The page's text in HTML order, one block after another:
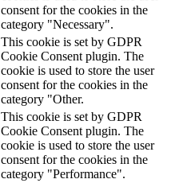
consent for the cookies in the
category "Necessary".
This cookie is set by GDPR
Cookie Consent plugin. The
cookie is used to store the user
consent for the cookies in the
category "Other.
This cookie is set by GDPR
Cookie Consent plugin. The
cookie is used to store the user
consent for the cookies in the
category "Performance".